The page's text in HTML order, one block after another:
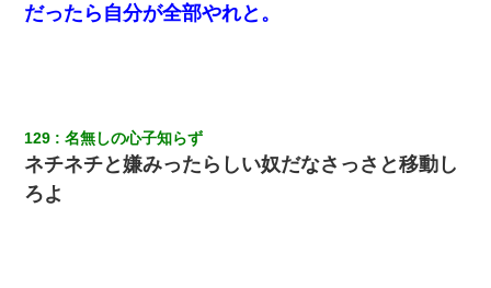
だったら自分が全部やれと。
129 名無しの心子知らず
ネチネチと嫌みったらしい奴だなさっさと移動し
ろよ